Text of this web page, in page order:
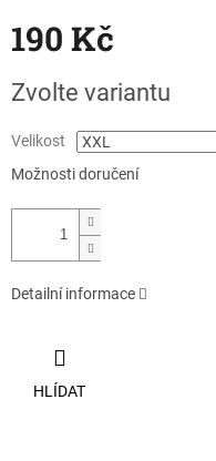
190 Kč
cena:
Zvolte variantu
Velikost
Možnosti doručení
Detailní informace
HLÍDAT